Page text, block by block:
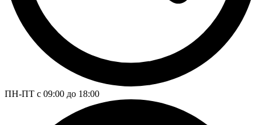
ПН-ПТ с 09:00 до 18:00